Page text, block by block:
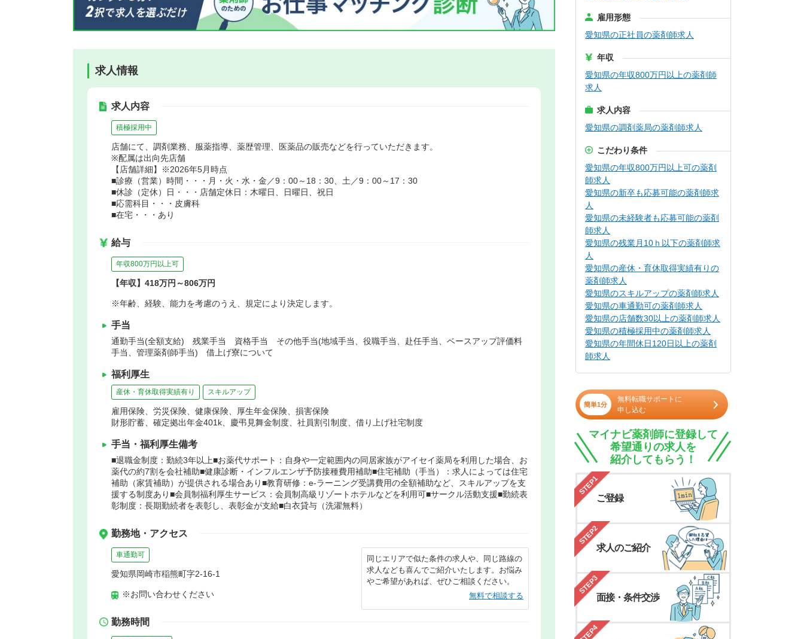
求人情報
求人内容
積極採用中
店舗にて、調剤業務、服薬指導、薬歴管理、医薬品の販売などを行っていただきます。
※配属は出向先店舗
【店舗詳細】※2026年5月時点
■診療（営業）時間・・・月・火・水・金／9：00～18：30、土／9：00～17：30
■休診（定休）日・・・店舗定休日：木曜日、日曜日、祝日
■応需科目・・・皮膚科
■在宅・・・あり
給与
年収800万円以上可
【年収】418万円～806万円
※年齢、経験、能力を考慮のうえ、規定により決定します。
手当
通勤手当(全額支給) 残業手当 資格手当 その他手当(地域手当、役職手当、赴任手当、ベースアップ評価料
手当、管理薬剤師手当) 借上げ寮について
福利厚生
産休・育休取得実績有り スキルアップ
雇用保険、労災保険、健康保険、厚生年金保険、損害保険
財形貯蓄、確定拠出年金401k、慶弔見舞金制度、社員割引制度、借り上げ社宅制度
手当・福利厚生備考
■退職金制度：勤続3年以上■お薬代サポート：自身や一定範囲内の同居家族がアイセイ薬局を利用した場合、お
薬代の約7割を会社補助■健康診断・インフルエンザ予防接種費用補助■住宅補助（手当）：求人によっては住宅
補助（家賃補助）が提供される場合あり■教育研修：e-ラーニング受講費用の全額補助など、スキルアップを支
援する制度あり■会員制福利厚生サービス：会員制高級リゾートホテルなどを利用可■サークル活動支援■勤続表
彰制度：長期勤続者を表彰し、表彰金が支給■白衣貸与（洗濯無料）
勤務地・アクセス
車通勤可
愛知県岡崎市稲熊町字2-16-1
※お問い合わせください
同じエリアで似た条件の求人や、同じ路線の
求人なども喜んでご紹介いたします。お悩み
やご希望があれば、ぜひご相談ください。
無料で相談する
勤務時間
雇用形態
愛知県の正社員の薬剤師求人
年収
愛知県の年収800万円以上の薬剤師
求人
求人内容
愛知県の調剤薬局の薬剤師求人
こだわり条件
愛知県の年収800万円以上可の薬剤
師求人
愛知県の新卒も応募可能の薬剤師求
人
愛知県の未経験者も応募可能の薬剤
師求人
愛知県の残業月10ｈ以下の薬剤師求
人
愛知県の産休・育休取得実績有りの
薬剤師求人
愛知県のスキルアップの薬剤師求人
愛知県の車通勤可の薬剤師求人
愛知県の店舗数30以上の薬剤師求人
愛知県の積極採用中の薬剤師求人
愛知県の年間休日120日以上の薬剤
師求人
簡単1分
無料転職サポートに
申し込む
マイナビ薬剤師に登録して
希望通りの求人を
紹介してもらう！
STEP1
ご登録
STEP2
求人のご紹介
STEP3
面接・条件交渉
STEP4